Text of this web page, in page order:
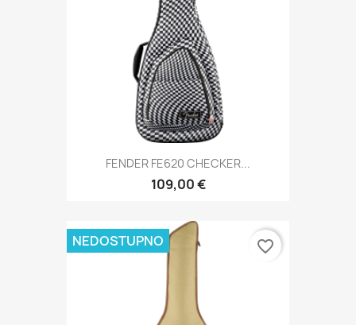
FENDER FE620 CHECKER...
109,00 €
NEDOSTUPNO favorite_border